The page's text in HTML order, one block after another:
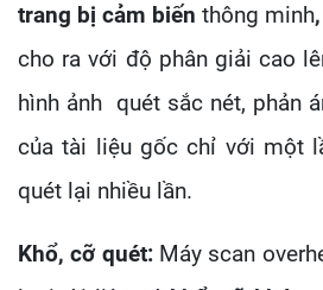
trang bị cảm biến thông minh,
cho ra với độ phân giải cao
hình ảnh quét sắc nét, phản
của tài liệu gốc chỉ với một
quét lại nhiều lần.
Khổ, cỡ quét: Máy scan